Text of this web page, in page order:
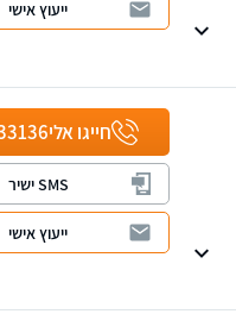
ייעוץ אישי
חייגו אלי
SMS ישיר
ייעוץ אישי